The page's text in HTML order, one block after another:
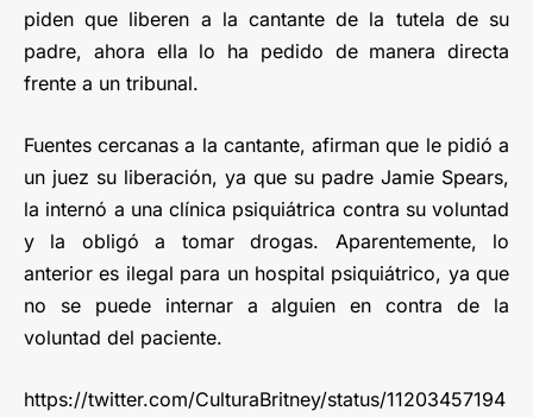
piden que liberen a la cantante de la tutela de su
padre, ahora ella lo ha pedido de manera directa
frente a un tribunal.
Fuentes cercanas a la cantante, afirman que le pidió a
un juez su liberación, ya que su padre Jamie Spears,
la internó a una clínica psiquiátrica contra su voluntad
y la obligó a tomar drogas. Aparentemente, lo
anterior es ilegal para un hospital psiquiátrico, ya que
no se puede internar a alguien en contra de la
voluntad del paciente.
https://twitter.com/CulturaBritney/status/11203457194